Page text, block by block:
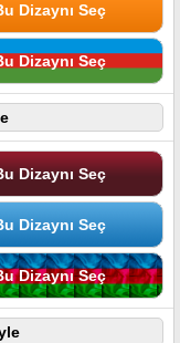
Dizaynı Seç
Dizaynı Seç
Dizaynı Seç
Dizaynı Seç
Dizaynı Seç